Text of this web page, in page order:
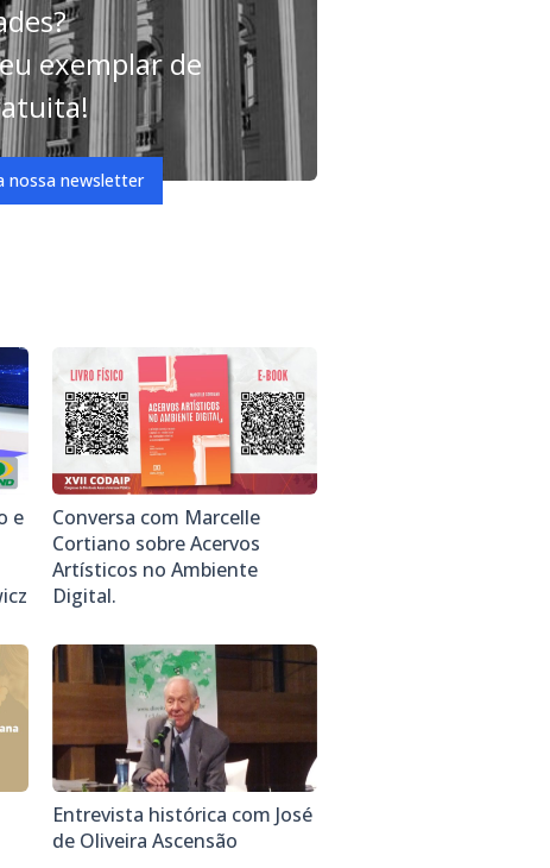
exemplar de
nossa newsletter
e
Conversa com Marcelle
Cortiano sobre Acervos
Artísticos no Ambiente
Digital.
Entrevista histórica com José
de Oliveira Ascensão